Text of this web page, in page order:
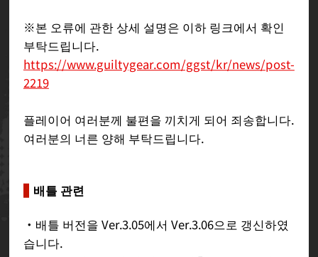
※본 오류에 관한 상세 설명은 이하 링크에서 확인
부탁드립니다.
https://www.guiltygear.com/ggst/kr/news/post-
2219
플레이어 여러분께 불편을 끼치게 되어 죄송합니다.
여러분의 너른 양해 부탁드립니다.
배틀 관련
・배틀 버전을 Ver.3.05에서 Ver.3.06으로 갱신하였
습니다.